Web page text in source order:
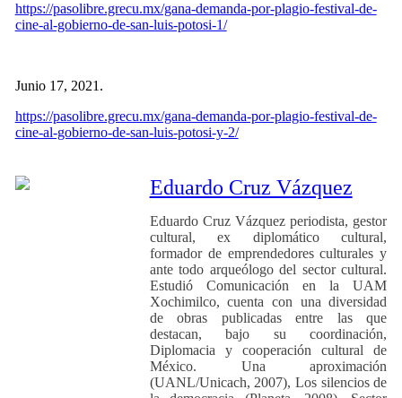
https://pasolibre.grecu.mx/gana-demanda-por-plagio-festival-de-
cine-al-gobierno-de-san-luis-potosi-1/
Junio 17, 2021.
https://pasolibre.grecu.mx/gana-demanda-por-plagio-festival-de-
cine-al-gobierno-de-san-luis-potosi-y-2/
Eduardo Cruz Vázquez
Eduardo Cruz Vázquez periodista, gestor
cultural, ex diplomático cultural,
formador de emprendedores culturales y
ante todo arqueólogo del sector cultural.
Estudió Comunicación en la UAM
Xochimilco, cuenta con una diversidad
de obras publicadas entre las que
destacan, bajo su coordinación,
Diplomacia y cooperación cultural de
México. Una aproximación
(UANL/Unicach, 2007), Los silencios de